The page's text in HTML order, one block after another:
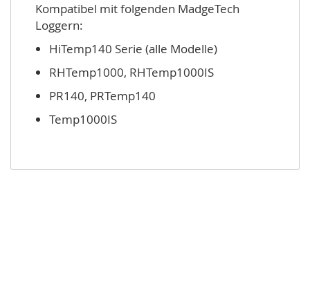
Kompatibel mit folgenden MadgeTech
Loggern:
HiTemp140 Serie (alle Modelle)
RHTemp1000, RHTemp1000IS
PR140, PRTemp140
Temp1000IS